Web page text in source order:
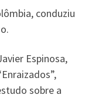
conduziu
Espinosa,
sobre a